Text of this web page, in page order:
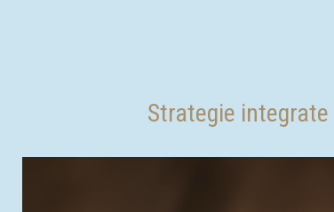
Strategie